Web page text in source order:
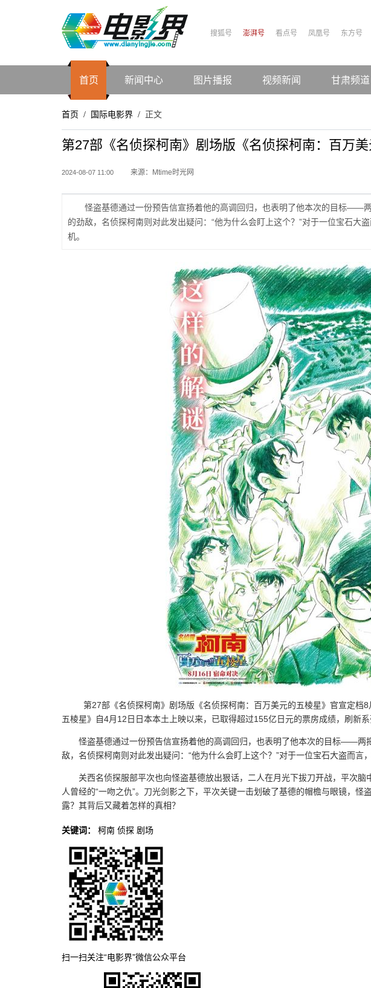
搜狐号 澎湃号 看点号 凤凰号 东方号
首页 新闻中心 图片播报 视频新闻 甘肃频道
首页 / 国际电影界 / 正文
第27部《名侦探柯南》剧场版《名侦探柯南：百万
2024-08-07 11:00 来源：Mtime时光网
怪盗基德通过一份预告信宣扬着他的高调回归，也表明了他本次的目标——
的劲敌，名侦探柯南则对此发出疑问：“他为什么会盯上这个？”对于一位宝石大
机。
第27部《名侦探柯南》剧场版《名侦探柯南：百万美元的五棱星》官宣定档
五棱星》自4月12日日本本土上映以来，已取得超过155亿日元的票房成绩，刷新系
怪盗基德通过一份预告信宣扬着他的高调回归，也表明了他本次的目标——两
敌，名侦探柯南则对此发出疑问：“他为什么会盯上这个？”对于一位宝石大盗而言
关西名侦探服部平次也向怪盗基德放出狠话，二人在月光下拔刀开战，平次
人曾经的“一吻之仇”。刀光剑影之下，平次关键一击划破了基德的帽檐与眼镜，
露？其背后又藏着怎样的真相？
关键词： 柯南 侦探 剧场
扫一扫关注“电影界”微信公众平台